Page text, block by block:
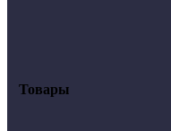
Товары